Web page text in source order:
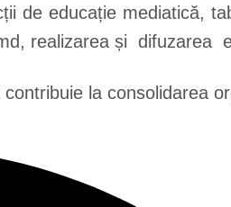
de educație mediatică,
realizarea și difuzarea
la consolidarea